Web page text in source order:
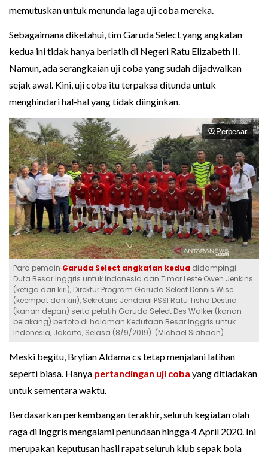
memutuskan untuk menunda laga uji coba mereka.
Sebagaimana diketahui, tim Garuda Select yang angkatan
kedua ini tidak hanya berlatih di Negeri Ratu Elizabeth II.
Namun, ada serangkaian uji coba yang sudah dijadwalkan
sejak awal. Kini, uji coba itu terpaksa ditunda untuk
menghindari hal-hal yang tidak diinginkan.
Perbesar
Para pemain Garuda Select angkatan kedua didampingi
Duta Besar Inggris untuk Indonesia dan Timor Leste Owen Jenkins
(ketiga dari kiri), Direktur Program Garuda Select Dennis Wise
(keempat dari kiri), Sekretaris Jenderal PSSI Ratu Tisha Destria
(kanan depan) serta pelatih Garuda Select Des Walker (kanan
belakang) berfoto di halaman Kedutaan Besar Inggris untuk
Indonesia, Jakarta, Selasa (8/9/2019). (Michael Siahaan)
Meski begitu, Brylian Aldama cs tetap menjalani latihan
seperti biasa. Hanya pertandingan uji coba yang ditiadakan
untuk sementara waktu.
Berdasarkan perkembangan terakhir, seluruh kegiatan olah
raga di Inggris mengalami penundaan hingga 4 April 2020. Ini
merupakan keputusan hasil rapat seluruh klub sepak bola